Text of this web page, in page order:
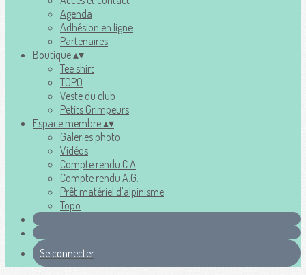
Agenda
Adhésion en ligne
Partenaires
Boutique▴▾
Tee shirt
TOPO
Veste du club
Petits Grimpeurs
Espace membre▴▾
Galeries photo
Vidéos
Compte rendu C.A
Compte rendu A.G.
Prêt matériel d'alpinisme
Topo
Se connecter